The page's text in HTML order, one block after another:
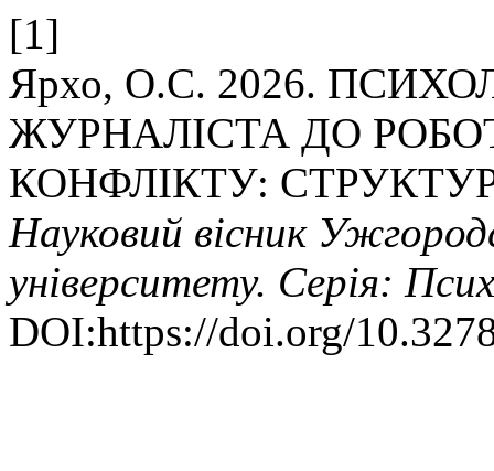
[1]
Ярхо, О.С. 2026.
ЖУРНАЛІСТА ДО
КОНФЛІКТУ:
Науковий вісник
університету. Серія:
DOI:https://doi.org/